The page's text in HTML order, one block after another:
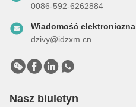
0086-592-6262884
Wiadomość elektroniczna
dzivy@idzxm.cn
Nasz biuletyn